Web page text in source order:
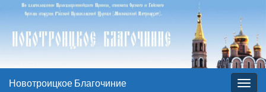
Вкл/
Новотроицкое Благочиние